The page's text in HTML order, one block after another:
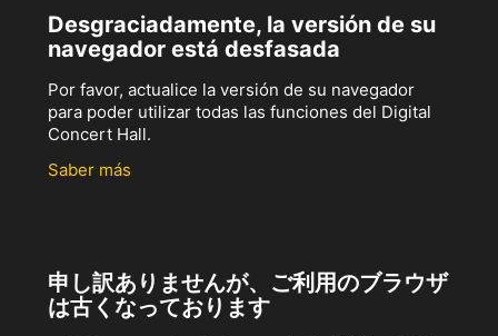
Desgraciadamente, la versión de su
navegador está desfasada
Por favor, actualice la versión de su navegador
para poder utilizar todas las funciones del Digital
Concert Hall.
Saber más
申し訳ありませんが、ご利用のブラウザ
は古くなっております